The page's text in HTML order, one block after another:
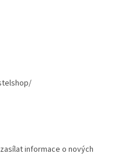
informace o nových